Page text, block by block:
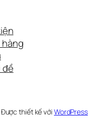
đề
Được thiết kế với WordPress